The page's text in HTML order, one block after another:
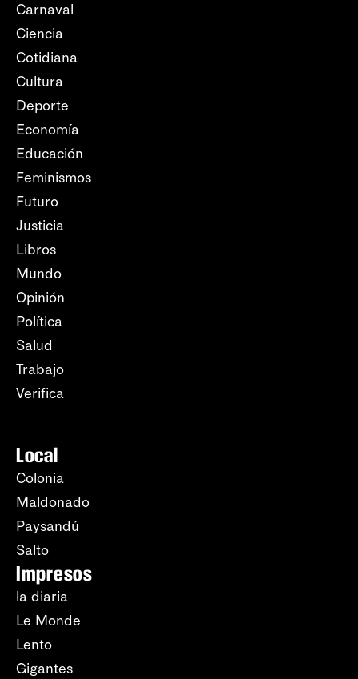
Carnaval
Ciencia
Cotidiana
Cultura
Deporte
Economía
Educación
Feminismos
Futuro
Justicia
Libros
Mundo
Opinión
Política
Salud
Trabajo
Verifica
Local
Colonia
Maldonado
Paysandú
Salto
Impresos
la diaria
Le Monde
Lento
Gigantes